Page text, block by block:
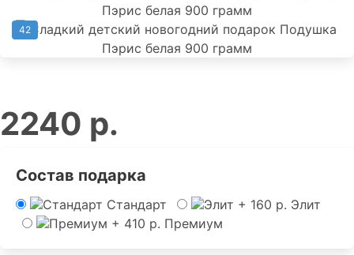
42
2240 р.
Состав подарка
Стандарт
Элит
Премиум